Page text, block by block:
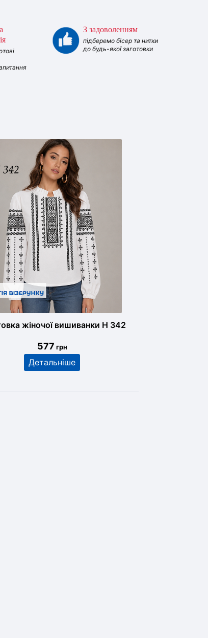
З задоволенням
підберемо бісер та нитки
до будь-якої заготовки
жіночої вишиванки Н 342
577 грн
Детальніше